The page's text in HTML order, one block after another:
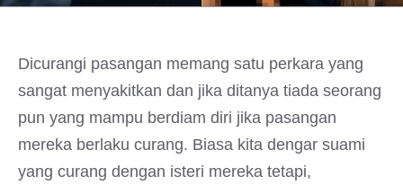
Dicurangi pasangan memang satu perkara yang
sangat menyakitkan dan jika ditanya tiada seorang
pun yang mampu berdiam diri jika pasangan
mereka berlaku curang. Biasa kita dengar suami
yang curang dengan isteri mereka tetapi,